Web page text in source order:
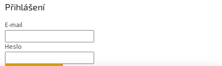
Přihlášení
E-mail
Heslo